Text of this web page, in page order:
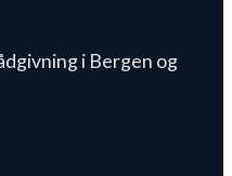
i Bergen og